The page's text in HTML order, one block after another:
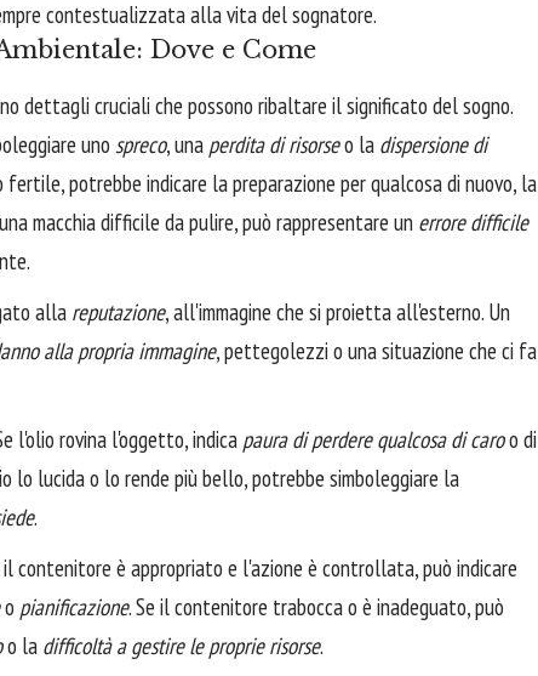
contestualizzata alla vita del sognatore.
Dove e Come
dettagli cruciali che possono ribaltare il significato del sogno.
uno spreco, una perdita di risorseo la dispersione di
fertile, potrebbe indicare la preparazione per qualcosa di nuovo, la
macchia difficile da pulire, può rappresentare un errore difficile
alla reputazione, all'immagine che si proietta all'esterno. Un
alla propria immagine, pettegolezzi o una situazione che ci fa
l'olio rovina l'oggetto, indica paura di perdere qualcosa di caroo di
lo lucida o lo rende più bello, potrebbe simboleggiare la
.
il contenitore è appropriato e l'azione è controllata, può indicare
o pianificazione. Se il contenitore trabocca o è inadeguato, può
o la difficoltà a gestire le proprie risorse.